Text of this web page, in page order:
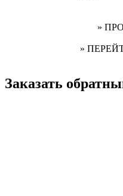
»
»
Заказать